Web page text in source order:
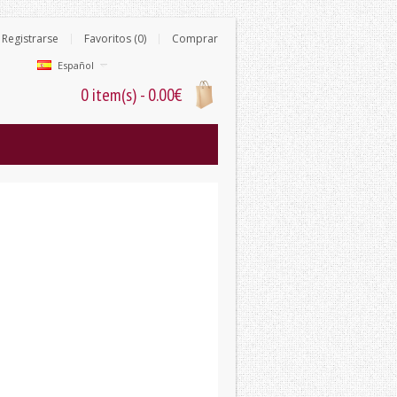
Español
Registrarse Favoritos (0) Comprar
0 item(s) - 0.00€